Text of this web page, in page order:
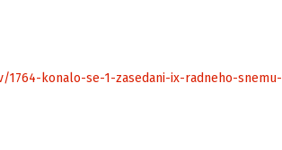
konalo-se-1-zasedani-ix-radneho-snemu-